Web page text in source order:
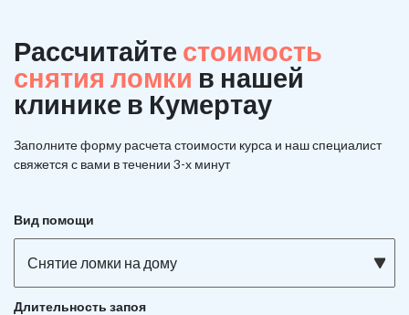
Рассчитайте стоимость
снятия ломки в нашей
клинике в Кумертау
Заполните форму расчета стоимости курса и наш специалист
свяжется с вами в течении 3-х минут
Вид помощи
Снятие ломки на дому
Длительность запоя